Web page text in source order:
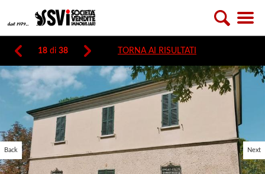
18 di 38 TORNA AI RISULTATI
Back Next